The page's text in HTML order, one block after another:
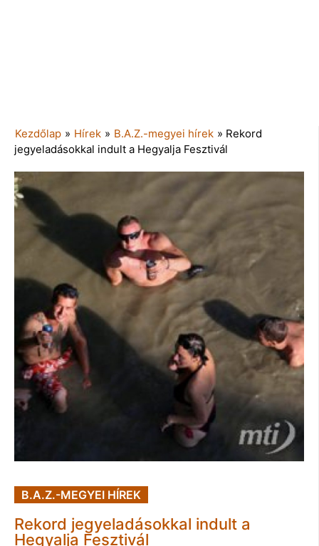
Kezdőlap » Hírek » B.A.Z.-megyei hírek » Rekord
jegyeladásokkal indult a Hegyalja Fesztivál
B.A.Z.-MEGYEI HÍREK
Rekord jegyeladásokkal indult a
Hegyalja Fesztivál